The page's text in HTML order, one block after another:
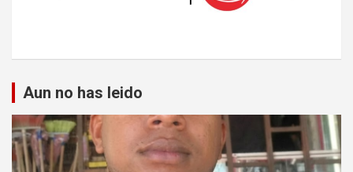
Aun no has leido